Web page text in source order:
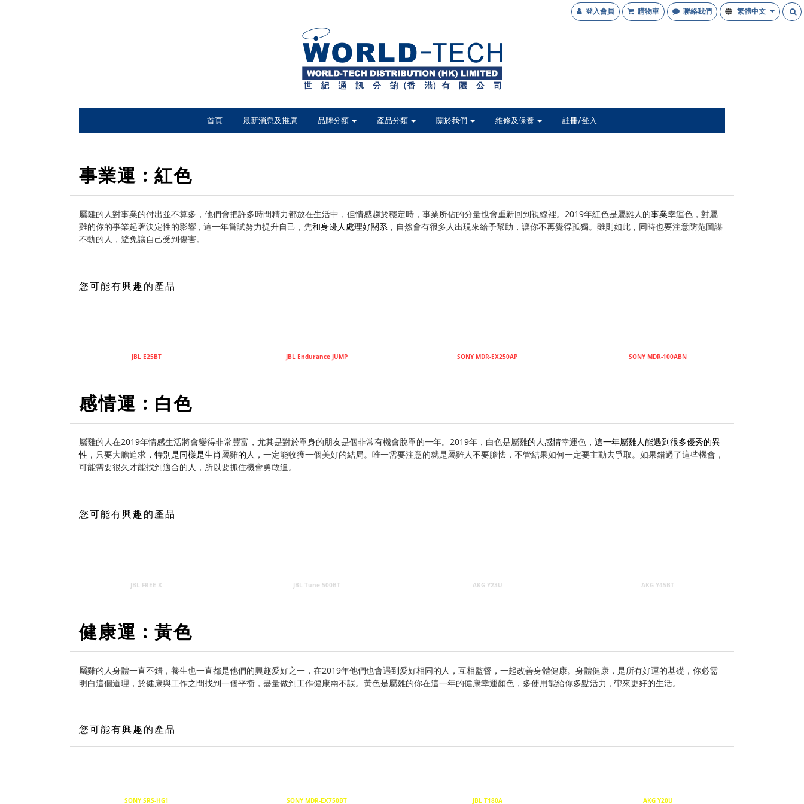
登入會員 購物車 聯絡我們 繁體中文
首頁 最新消息及推廣 品牌分類 產品分類 關於我們 維修及保養 註冊/登入
事業運 : 紅色
屬雞的人對事業的付出並不算多，他們會把許多時間精力都放在生活中，但情感趨於穩定時，事業所佔的分量也會重新回到視線裡。2019年紅色是屬雞人的事業幸運色，對屬
雞的你的事業起著決定性的影響 ， 這一年嘗試努力提升自己，先和身邊人處理好關系， 自然會有很多人出現來給予幫助，讓你不再覺得孤獨。雖則如此 ， 同時也要注意防范圖謀
不軌的人，避免讓自己受到傷害。
您可能有興趣的產品
JBL E25BT JBL Endurance JUMP SONY MDR-EX250AP SONY MDR-100ABN
感情運 : 白色
屬雞的人在2019年情感生活將會變得非常豐富，尤其是對於單身的朋友是個非常有機會脫單的一年。2019年，白色是屬雞的人感情幸運色， 這一年屬雞人能遇到很多優秀的異
性， 只要大膽追求 ，特別是同樣是生肖屬雞的人，一定能收獲一個美好的結局。唯一需要注意的就是屬雞人不要膽怯，不管結果如何一定要主動去爭取。如果錯過了這些機會，
可能需要很久才能找到適合的人，所以要抓住機會勇敢追。
您可能有興趣的產品
JBL FREE X JBL Tune 500BT AKG Y23U AKG Y45BT
健康運 : 黃色
屬雞的人身體一直不錯，養生也一直都是他們的興趣愛好之一，在2019年他們也會遇到愛好相同的人，互相監督，一起改善身體健康。身體健康，是所有好運的基礎，你必需
明白這個道理，於健康與工作之間找到一個平衡，盡量做到工作健康兩不誤。黃色是屬雞的你在這一年的健康幸運顏色，多使用能給你多點活力 ， 帶來更好的生活。
您可能有興趣的產品
SONY SRS-HG1 SONY MDR-EX750BT JBL T180A AKG Y20U